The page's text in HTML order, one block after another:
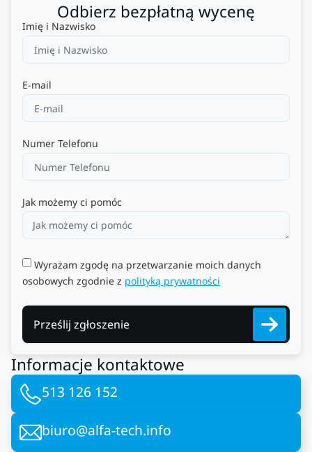
Odbierz bezpłatną wycenę
Imię i Nazwisko
E-mail
Numer Telefonu
Jak możemy ci pomóc
Wyrażam zgodę na przetwarzanie moich danych
osobowych zgodnie z polityką prywatności
Prześlij zgłoszenie
Informacje kontaktowe
513 126 152
biuro@alfa-tech.info